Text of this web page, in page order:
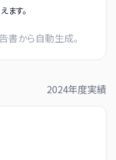
ます。
書から自動生成。
2024年度実績